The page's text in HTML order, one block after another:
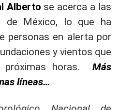
Alberto se acerca a las
de México, lo que ha
personas en alerta por
y vientos que
horas. Más
líneas…